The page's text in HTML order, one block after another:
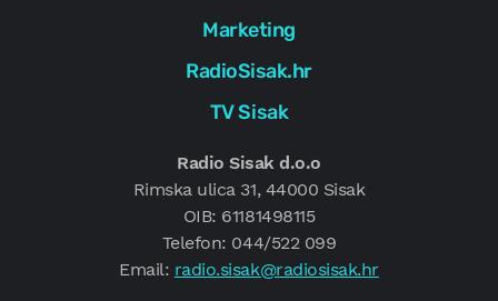
Marketing
RadioSisak.hr
TV Sisak
Radio Sisak d.o.o
Rimska ulica 31, 44000 Sisak
OIB: 61181498115
Telefon: 044/522 099
Email: radio.sisak@radiosisak.hr